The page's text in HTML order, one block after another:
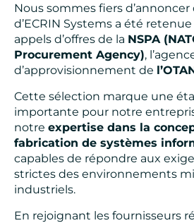
Nous sommes fiers
d’ECRIN Systems a été
appels d’offres de la NSPA
Procurement Agency),
d’approvisionnement de
Cette sélection marque une
importante pour notre
notre expertise dans la
fabrication de systèmes
capables de répondre aux
strictes des environnements
industriels.
En rejoignant les fournisseurs